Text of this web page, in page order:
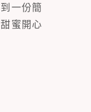
一份簡
蜜開心